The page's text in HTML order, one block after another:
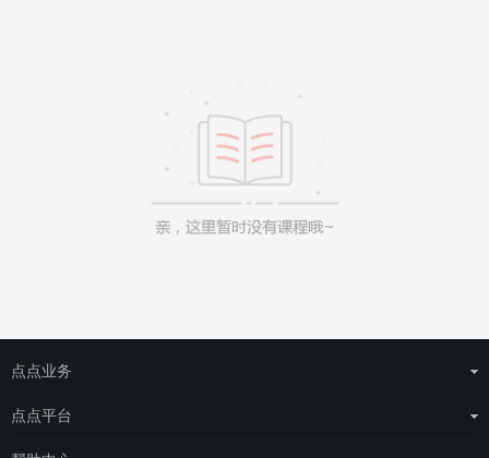
点点业务
运营商整体解决方案
物联网云平台
点点平台